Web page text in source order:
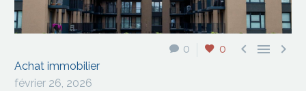
0 0   
Achat immobilier
février 26, 2026